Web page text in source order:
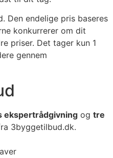
Den endelige pris baseres
konkurrerer om dit
priser. Det tager kun 1
gennem
ekspertrådgivning og tre
3byggetilbud.dk.